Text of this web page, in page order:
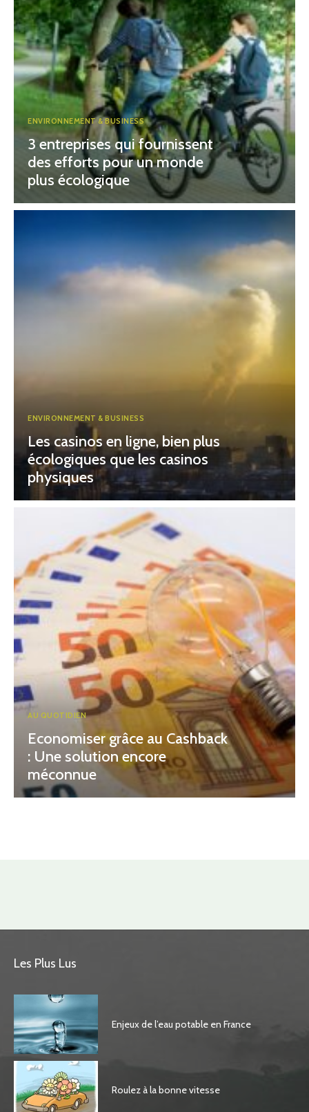
ENVIRONNEMENT & BUSINESS
3 entreprises qui fournissent
des efforts pour un monde
plus écologique
ENVIRONNEMENT & BUSINESS
Les casinos en ligne, bien plus
écologiques que les casinos
physiques
AU QUOTIDIEN
Economiser grâce au Cashback
: Une solution encore
méconnue
Les Plus Lus
Enjeux de l’eau potable en France
Roulez à la bonne vitesse